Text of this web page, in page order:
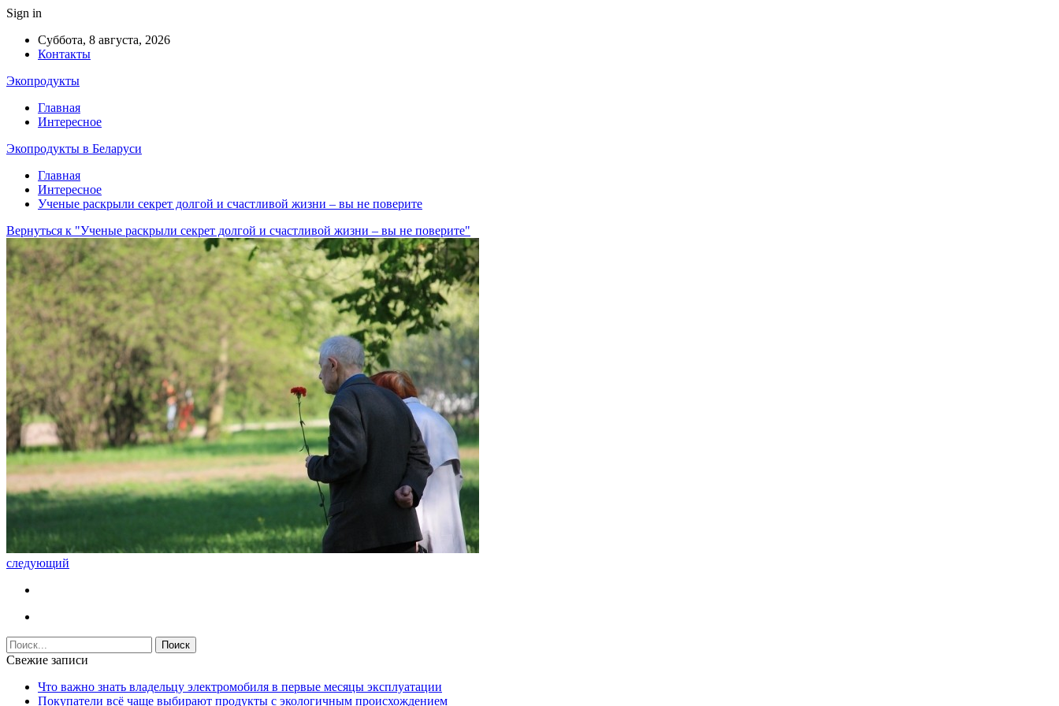
Sign in
Суббота, 8 августа, 2026
Контакты
Экопродукты
Главная
Интересное
Экопродукты в Беларуси
Главная
Интересное
Ученые раскрыли секрет долгой и счастливой жизни – вы не поверите
Вернуться к "Ученые раскрыли секрет долгой и счастливой жизни – вы не поверите"
следующий
Свежие записи
Что важно знать владельцу электромобиля в первые месяцы эксплуатации
Покупатели всё чаще выбирают продукты с экологичным происхождением